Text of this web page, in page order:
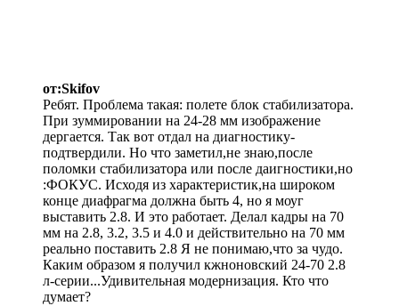
от:Skifov
Ребят. Проблема такая: полете блок стабилизатора.
При зуммировании на 24-28 мм изображение
дергается. Так вот отдал на диагностику-
подтвердили. Но что заметил,не знаю,после
поломки стабилизатора или после даигностики,но
:ФОКУС. Исходя из характеристик,на широком
конце диафрагма должна быть 4, но я моуг
выставить 2.8. И это работает. Делал кадры на 70
мм на 2.8, 3.2, 3.5 и 4.0 и действительно на 70 мм
реально поставить 2.8 Я не понимаю,что за чудо.
Каким образом я получил кжноновский 24-70 2.8
л-серии...Удивительная модернизация. Кто что
думает?